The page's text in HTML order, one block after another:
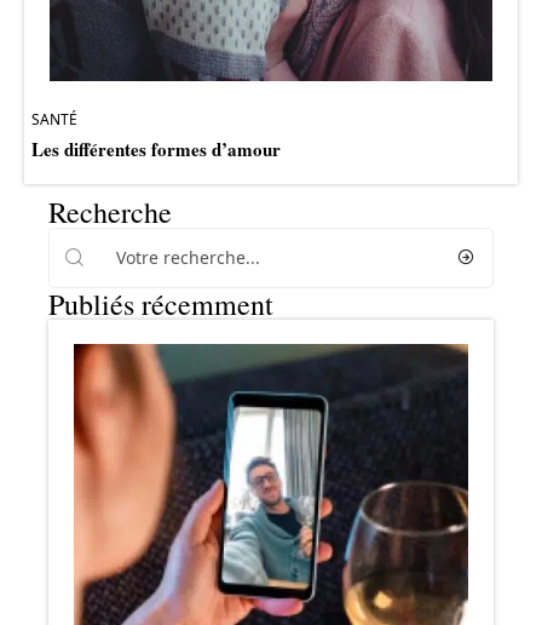
SANTÉ
Les différentes formes d’amour
Recherche
Publiés récemment